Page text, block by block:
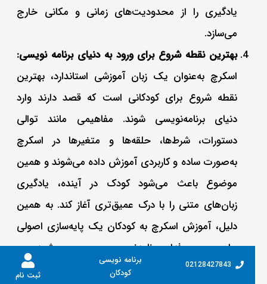
02128427843
برنامه نویسی
کودکان
ثبت نام
یادگیری را از محدودیت‌های زمانی و مکانی خارج
می‌سازد.
بهترین نقطه شروع برای ورود به دنیای برنامه‌ نویسی:
اسکرچ به‌عنوان یک زبان آموزشی استاندارد، بهترین
نقطه شروع برای کودکانی است که قصد دارند وارد
دنیای برنامه‌نویسی شوند. مفاهیمی مانند توالی
دستورات، شرط‌ها، حلقه‌ها و متغیرها در اسکرچ
به‌صورت ساده و کاربردی آموزش داده می‌شوند و همین
موضوع باعث می‌شود کودک در آینده، یادگیری
زبان‌های متنی را با درک عمیق‌تری آغاز کند. به همین
دلیل، آموزش اسکرچ به کودکان یک پایه‌سازی اصولی
برای مسیر حرفه‌ای برنامه‌نویسی محسوب می‌شود.